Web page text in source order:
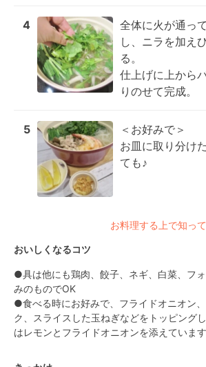
4
全体に火が通っ
し、ニラを加え
る。
仕上げに上から
りのせて完成。
5
＜お好みで＞
お皿に取り分け
ても♪
お料理する上で知っ
おいしくなるコツ
●具は他にも鶏肉、餃子、ネギ、白菜、フ
みのものでOK
●食べる時にお好みで、フライドオニオン
ク、スライスした玉ねぎなどをトッピング
はレモンとフライドオニオンを添えています